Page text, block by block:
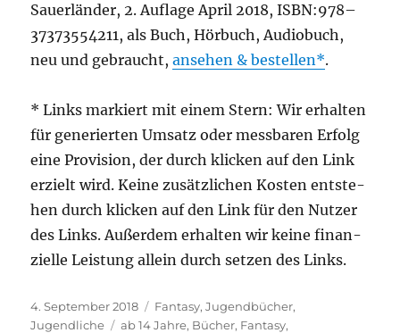
Sau­er­län­der, 2. Auf­la­ge April 2018, ISBN:978–
37373554211, als Buch, Hör­buch, Audio­buch,
neu und gebraucht,anse­hen & bestel­len .
* Links mar­kiert mit einem Stern: Wir erhal­ten
für gene­rier­ten Umsatz oder mess­ba­ren Erfolg
eine Pro­vi­si­on, der durch kli­cken auf den Link
erzielt wird. Kei­ne zusätz­li­chen Kos­ten ent­ste­
hen durch kli­cken auf den Link für den Nut­zer
des Links. Außer­dem erhal­ten wir kei­ne finan­
zi­el­le Leis­tung allein durch set­zen des Links.
Veröffentlicht
am
4. September 2018 Kategorien
Fantasy,Jugendbücher,
Jugendliche
Schlagwörter
ab 14 Jahre, Bücher, Fantasy,